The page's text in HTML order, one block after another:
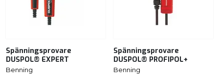
Spänningsprovare
DUSPOL® EXPERT
Benning
Spänningsprovare
DUSPOL® PROFIPOL+
Benning